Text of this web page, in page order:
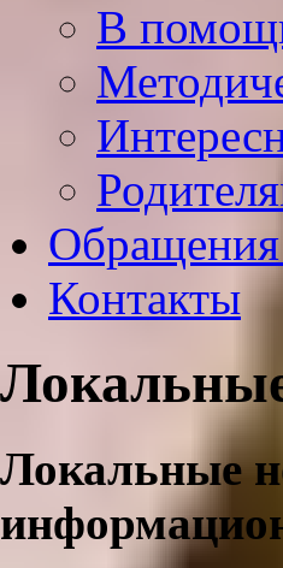
В
Контакты
Локальные